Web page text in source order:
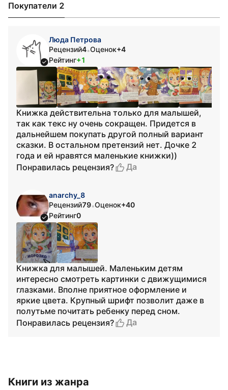
Покупатели 2
Люда Петрова
Рецензий4•Оценок+4
Рейтинг+1
Книжка действительна только для малышей,
так как текс ну очень сокращен. Придется в
дальнейшем покупать другой полный вариант
сказки. В остальном претензий нет. Дочке 2
года и ей нравятся маленькие книжки))
Понравилась рецензия?
Да
anarchy_8
Рецензий79•Оценок+40
Рейтинг0
Книжка для малышей. Маленьким детям
интересно смотреть картинки с движущимися
глазками. Вполне приятное оформление и
яркие цвета. Крупный шрифт позволит даже в
полутьме почитать ребенку перед сном.
Понравилась рецензия?
Да
Книги из жанра